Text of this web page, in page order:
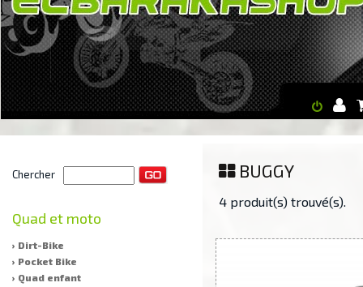
Chercher
Quad et moto
› Dirt-Bike
› Pocket Bike
› Quad enfant
BUGGY
4 produit(s) trouvé(s).